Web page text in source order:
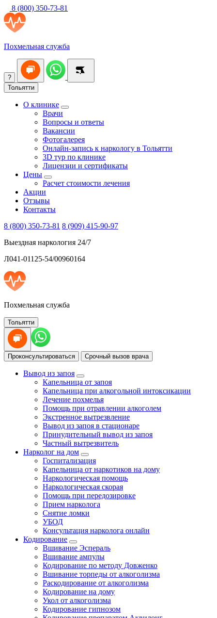
8 (800) 350-73-81
Похмельная служба
?
Тольятти
О клинике
Врачи
Вопросы и ответы
Вакансии
Фотогалерея
Онлайн-запись к наркологу в Тольятти
3D тур по клинике
Лицензии и сертификаты
Цены
Расчет стоимости лечения
Акции
Отзывы
Контакты
8 (800) 350-73-81 8 (909) 415-90-97
Выездная наркология 24/7
Л041-01125-54/00960164
Похмельная служба
Тольятти
Проконсультироваться Срочный вызов врача
Вывод из запоя
Капельница от запоя
Капельница при алкогольной интоксикации
Лечение похмелья
Помощь при отравлении алкоголем
Экстренное вытрезвление
Вывод из запоя в стационаре
Принудительный вывод из запоя
Частный вытрезвитель
Нарколог на дом
Госпитализация
Капельница от наркотиков на дому
Наркологическая помощь
Наркологическая скорая
Помощь при передозировке
Прием нарколога
Снятие ломки
УБОД
Консультация нарколога онлайн
Кодирование
Вшивание Эспераль
Вшивание ампулы
Кодирование по методу Довженко
Вшивание торпеды от алкоголизма
Раскодирование от алкоголизма
Кодирование на дому
Укол от алкоголизма
Кодирование гипнозом